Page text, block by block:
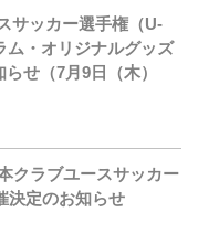
サッカー選手権（U-
・オリジナルグッズ
せ（7月9日（木）
クラブユースサッカー
決定のお知らせ